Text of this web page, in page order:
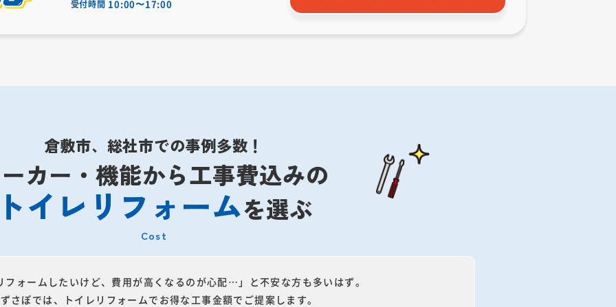
受付時間 10:00〜17:00
倉敷市、総社市での事例多数！
カー・機能から工事費込みの
イレリフォームを選ぶ
Cost
フォームしたいけど、費用が高くなるのが心配…」と不安な方も多いはず。
さぽでは、トイレリフォームでお得な工事金額でご提案します。